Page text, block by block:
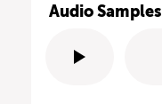
Audio Samples